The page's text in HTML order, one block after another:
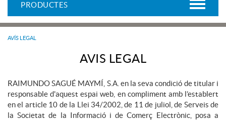
PRODUCTES
AVÍS LEGAL
AVIS LEGAL
RAIMUNDO SAGUÉ MAYMÍ, S.A. en la seva condició de titular i
responsable d'aquest espai web, en compliment amb l’establert
en el article 10 de la Llei 34/2002, de 11 de juliol, de Serveis de
la Societat de la Informació i de Comerç Electrònic, posa a